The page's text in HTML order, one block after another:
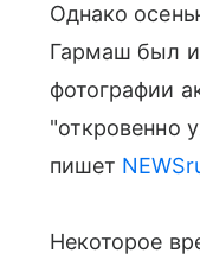
Однако
Гармаш был
фотографии
"откровенно
пишет
Некоторое